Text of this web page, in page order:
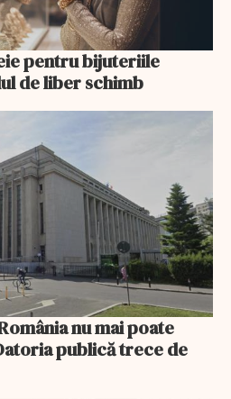
pentru bijuteriile
de liber schimb
nu mai poate
publică trece de